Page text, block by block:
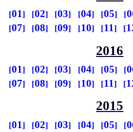
01 02 03 04 05
07
08 09 10 11
2016
01 02 03 04 05
07
08 09 10 11
2015
01 02 03 04 05